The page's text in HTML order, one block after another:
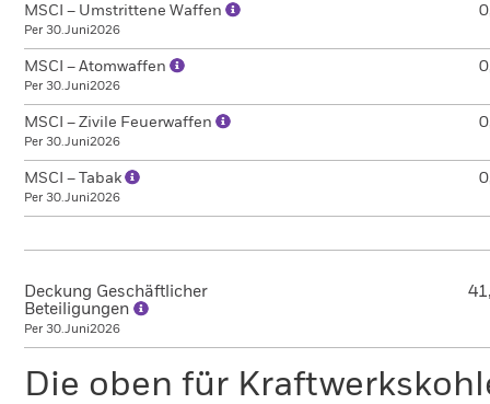
MSCI – Umstrittene Waffen
Per 30.Juni2026
MSCI – Atomwaffen
Per 30.Juni2026
MSCI – Zivile Feuerwaffen
Per 30.Juni2026
MSCI – Tabak
Per 30.Juni2026
Deckung Geschäftlicher
Beteiligungen
Per 30.Juni2026
Die oben für